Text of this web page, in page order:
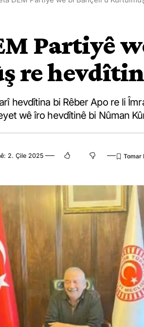
Partiyê
re
hevdîtina bi Rêber Apo re li
wê îro hevdîtinê bi Nûman
2. Çile 2025